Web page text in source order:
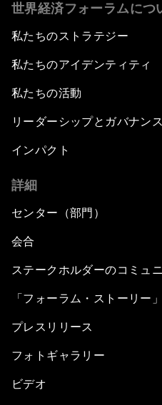
世界経済フォーラムにつ
私たちのストラテジー
私たちのアイデンティティ
私たちの活動
リーダーシップとガバナンス
インパクト
詳細
センター（部門）
会合
ステークホルダーのコミュ
「フォーラム・ストーリー」
プレスリリース
フォトギャラリー
ビデオ